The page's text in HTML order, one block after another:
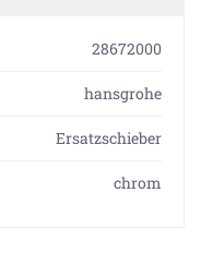
28672000
hansgrohe
Ersatzschieber
chrom